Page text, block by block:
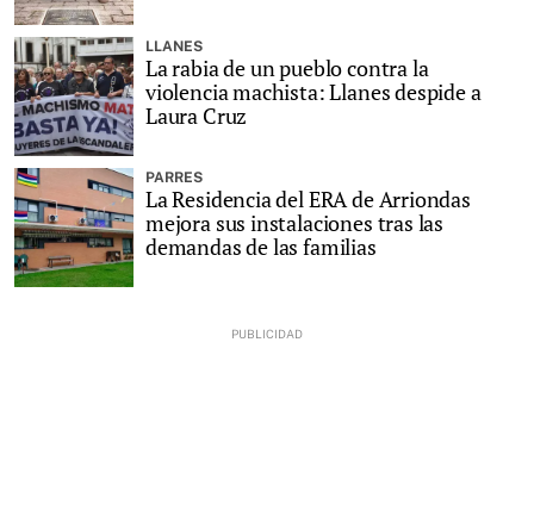
LLANES
La rabia de un pueblo contra la
violencia machista: Llanes despide a
Laura Cruz
PARRES
La Residencia del ERA de Arriondas
mejora sus instalaciones tras las
demandas de las familias